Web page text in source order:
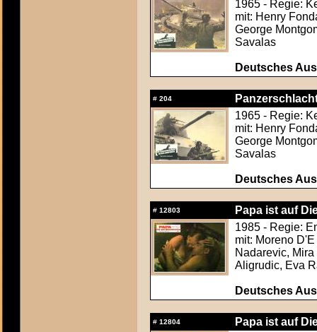
1965 - Regie:
mit: Henry
George
Savalas
Deutsches
# 204
1965 - Regie:
mit: Henry
George
Savalas
Deutsches
# 12803
Papa ist auf
1985 - Regie:
mit: Moreno
Nadarevic,
Aligrudic, Eva
Deutsches
# 12804
Papa ist auf